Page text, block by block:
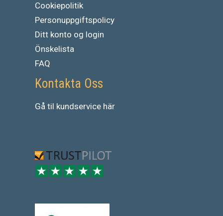
Cookiepolitik
Personuppgiftspolicy
Ditt konto og login
Önskelista
FAQ
Kontakta Oss
Gå til kundservice här